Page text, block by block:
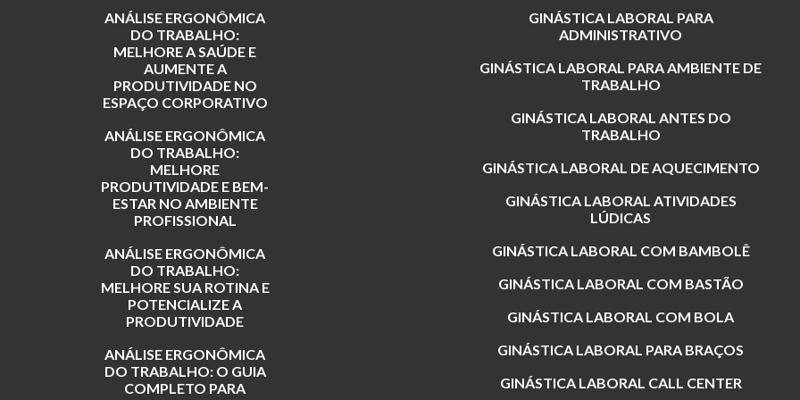
ANÁLISE ERGONÔMICA
DO TRABALHO:
MELHORE A SAÚDE E
AUMENTE A
PRODUTIVIDADE NO
ESPAÇO CORPORATIVO
ANÁLISE ERGONÔMICA
DO TRABALHO:
MELHORE
PRODUTIVIDADE E BEM-
ESTAR NO AMBIENTE
PROFISSIONAL
ANÁLISE ERGONÔMICA
DO TRABALHO:
MELHORE SUA ROTINA E
POTENCIALIZE A
PRODUTIVIDADE
ANÁLISE ERGONÔMICA
DO TRABALHO: O GUIA
COMPLETO PARA
GINÁSTICA LABORAL PARA
ADMINISTRATIVO
GINÁSTICA LABORAL PARA AMBIENTE DE
TRABALHO
GINÁSTICA LABORAL ANTES DO
TRABALHO
GINÁSTICA LABORAL DE AQUECIMENTO
GINÁSTICA LABORAL ATIVIDADES
LÚDICAS
GINÁSTICA LABORAL COM BAMBOLÊ
GINÁSTICA LABORAL COM BASTÃO
GINÁSTICA LABORAL COM BOLA
GINÁSTICA LABORAL PARA BRAÇOS
GINÁSTICA LABORAL CALL CENTER